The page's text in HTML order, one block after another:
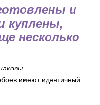
и
куплены,
несколько